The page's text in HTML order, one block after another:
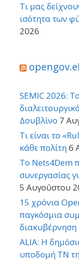
Τι μας
ισότητα των
2026
SEMIC 2026:
Δουβλίνο 7
Τι είναι το
κάθε πολίτη6
Το Nets4Dem
συνεργασίας
5 Αυγούστου
15 χρόνια
παγκόσμια
διακυβέρνηση
ALIA: Η
υποδομή ΤΝ